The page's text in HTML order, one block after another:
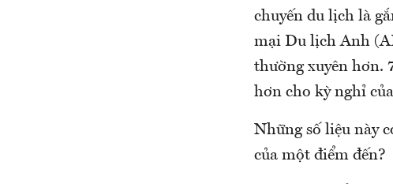
chuyến du lịch là
mại Du lịch Anh
thường xuyên hơn.
hơn cho kỳ nghỉ
Những số liệu này
của một điểm đến?